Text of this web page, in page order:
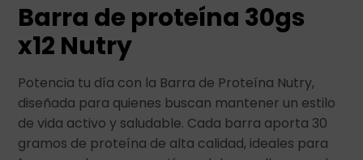
Barra de proteína 30gs
x12 Nutry
Potencia tu día con la Barra de Proteína Nutry,
diseñada para quienes buscan mantener un estilo
de vida activo y saludable. Cada barra aporta 30
gramos de proteína de alta calidad, ideales para